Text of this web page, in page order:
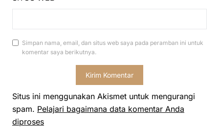
Simpan nama, email, dan situs web saya pada peramban ini untuk
komentar saya berikutnya.
Situs ini menggunakan Akismet untuk mengurangi
spam. Pelajari bagaimana data komentar Anda
diproses